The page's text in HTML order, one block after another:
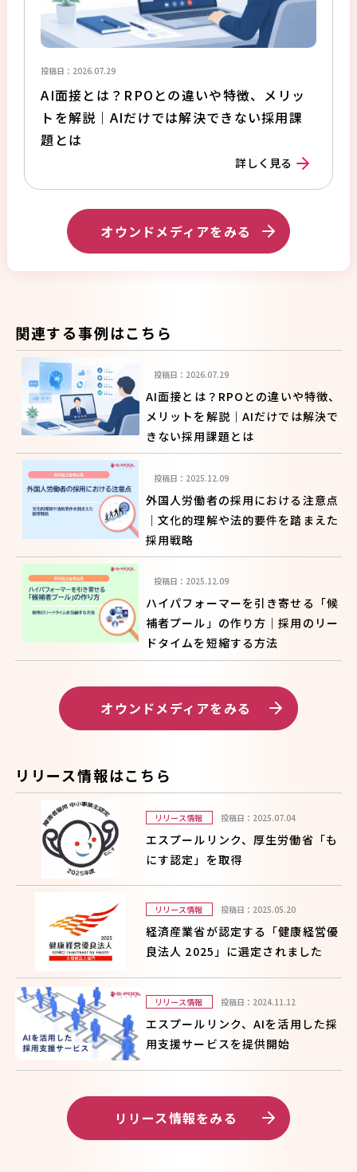
投稿日：2026.07.29
AI面接とは？RPOとの違いや特徴、メリッ
トを解説｜AIだけでは解決できない採用課
題とは
詳しく見る
オウンドメディアをみる
関連する事例はこちら
投稿日：2026.07.29
AI面接とは？RPOとの違いや特徴、
メリットを解説｜AIだけでは解決で
きない採用課題とは
投稿日：2025.12.09
外国人労働者の採用における注意点
｜文化的理解や法的要件を踏まえた
採用戦略
投稿日：2025.12.09
ハイパフォーマーを引き寄せる「候
補者プール」の作り方｜採用のリー
ドタイムを短縮する方法
オウンドメディアをみる
リリース情報はこちら
リリース情報 投稿日：2025.07.04
エスプールリンク、厚生労働省「も
にす認定」を取得
リリース情報 投稿日：2025.05.20
経済産業省が認定する「健康経営優
良法人 2025」に選定されました
リリース情報 投稿日：2024.11.12
エスプールリンク、AIを活用した採
用支援サービスを提供開始
リリース情報をみる